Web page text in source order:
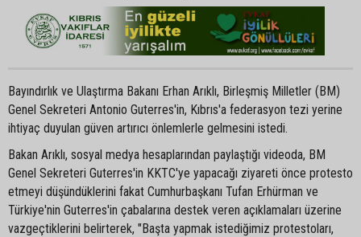
Bayındırlık ve Ulaştırma Bakanı Erhan Arıklı, Birleşmiş Milletler (BM)
Genel Sekreteri Antonio Guterres'in, Kıbrıs'a federasyon tezi yerine
ihtiyaç duyulan güven artırıcı önlemlerle gelmesini istedi.
Bakan Arıklı, sosyal medya hesaplarından paylaştığı videoda, BM
Genel Sekreteri Guterres'in KKTC'ye yapacağı ziyareti önce protesto
etmeyi düşündüklerini fakat Cumhurbaşkanı Tufan Erhürman ve
Türkiye'nin Guterres'in çabalarına destek veren açıklamaları üzerine
vazgeçtiklerini belirterek, "Başta yapmak istediğimiz protestoları,